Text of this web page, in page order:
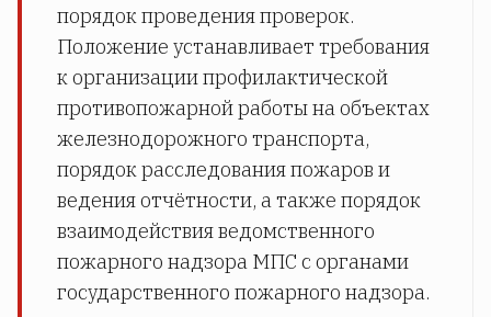
порядок проведения проверок.
Положение устанавливает требования
к организации профилактической
противопожарной работы на объектах
железнодорожного транспорта,
порядок расследования пожаров и
ведения отчётности, а также порядок
взаимодействия ведомственного
пожарного надзора МПС с органами
государственного пожарного надзора.